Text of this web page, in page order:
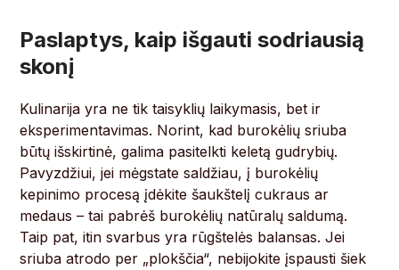
Paslaptys, kaip išgauti sodriausią
skonį
Kulinarija yra ne tik taisyklių laikymasis, bet ir
eksperimentavimas. Norint, kad burokėlių sriuba
būtų išskirtinė, galima pasitelkti keletą gudrybių.
Pavyzdžiui, jei mėgstate saldžiau, į burokėlių
kepinimo procesą įdėkite šaukštelį cukraus ar
medaus – tai pabrėš burokėlių natūralų saldumą.
Taip pat, itin svarbus yra rūgštelės balansas. Jei
sriuba atrodo per „plokščia“, nebijokite įspausti šiek